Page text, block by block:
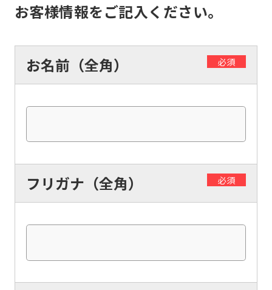
お客様情報をご記入ください。
お名前（全角） 必須
フリガナ（全角） 必須